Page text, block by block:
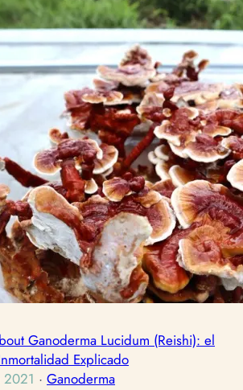
Ganoderma Lucidum (Reishi): el
Explicado
· Ganoderma